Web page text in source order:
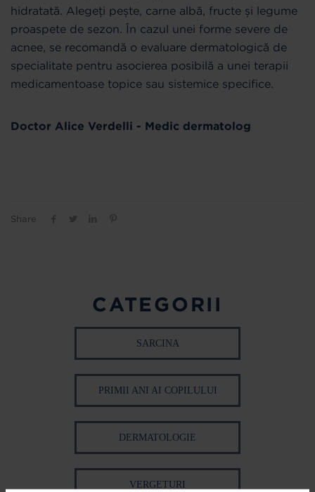
hidratată. Alegeți pește, carne albă, fructe și legume
proaspete de sezon. În cazul unei forme severe de
acnee, se recomandă o evaluare dermatologică de
specialitate pentru asocierea posibilă a unei terapii
medicamentoase topice sau sistemice specifice.
Doctor Alice Verdelli - Medic dermatolog
Share
CATEGORII
SARCINA
PRIMII ANI AI COPILULUI
DERMATOLOGIE
VERGETURI